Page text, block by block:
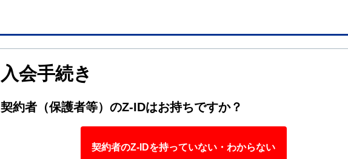
入会手続き
契約者（保護者等）のZ-IDはお持ちですか？